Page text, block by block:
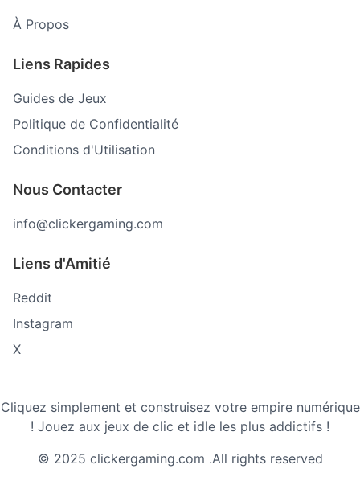
À Propos
Liens Rapides
Guides de Jeux
Politique de Confidentialité
Conditions d'Utilisation
Nous Contacter
info@clickergaming.com
Liens d'Amitié
Reddit
Instagram
X
Cliquez simplement et construisez votre empire numérique
! Jouez aux jeux de clic et idle les plus addictifs !
© 2025 clickergaming.com .All rights reserved